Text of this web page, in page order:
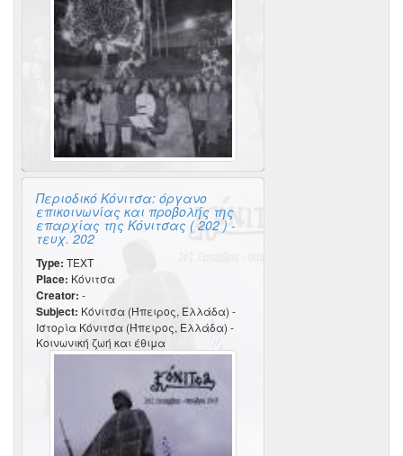
Περιοδικό Κόνιτσα: όργανο
επικοινωνίας και προβολής της
επαρχίας της Κόνιτσας ( 202 ) -
τευχ. 202
Type: TEXT
Place: Κόνιτσα
Creator: -
Subject: Κόνιτσα (Ήπειρος, Ελλάδα) -
Ιστορία Κόνιτσα (Ήπειρος, Ελλάδα) -
Κοινωνική ζωή και έθιμα